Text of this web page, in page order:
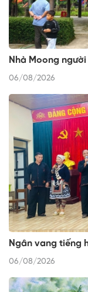
Nhà Moong
06/08/2026
Ngân vang tiếng
06/08/2026